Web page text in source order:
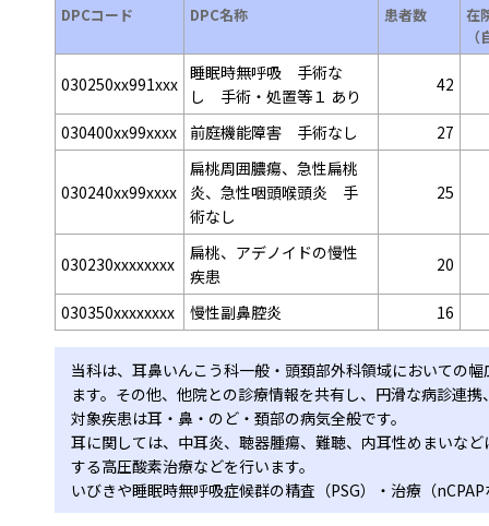
DPCコード DPC名称 患者数
在
030250xx991xxx
睡眠時無呼吸 手術な
し 手術・処置等１ あり
42
030400xx99xxxx 前庭機能障害 手術なし 27
030240xx99xxxx
扁桃周囲膿瘍、急性扁桃
炎、急性咽頭喉頭炎 手
術なし
25
030230xxxxxxxx
扁桃、アデノイドの慢性
疾患
20
030350xxxxxxxx 慢性副鼻腔炎 16
当科は、耳鼻いんこう科一般・頭頚部外科領域においての
ます。その他、他院との診療情報を共有し、円滑な病診連
対象疾患は耳・鼻・のど・頚部の病気全般です。
耳に関しては、中耳炎、聴器腫瘍、難聴、内耳性めまいな
する高圧酸素治療などを行います。
いびきや睡眠時無呼吸症候群の精査（PSG）・治療（